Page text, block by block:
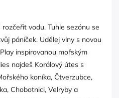
vodu. Tuhle sezónu se
páníček. Udělej vlny s novou
inspirovanou mořským
najdeš Korálový útes s
koníka, Čtverzubce,
Chobotnici, Velryby a